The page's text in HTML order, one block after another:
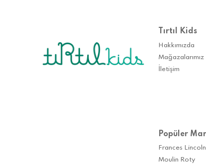
Tırtıl Kids
Hakkımızda
Mağazalarımız
İletişim
Popüler
Frances Lincoln
Moulin Roty